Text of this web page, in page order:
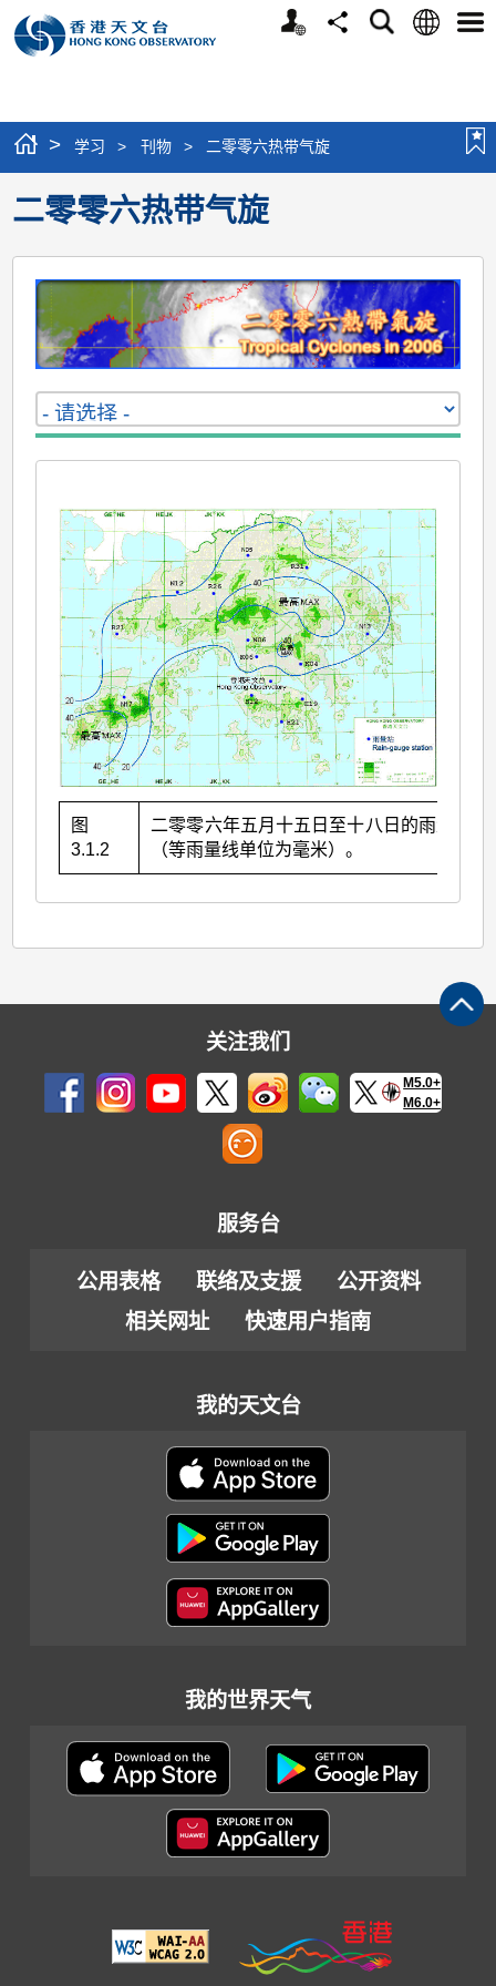
个
分
搜
语
选
> 学习 > 刊物 > 二零零六热带气旋
二零零六热带气旋
图
3.1.2
二零零六年五月十五日至十八日的雨量分布
（等雨量线单位为毫米）。
关注我们
M5.0+
M6.0+
服务台
公用表格 联络及支援
公开资料
相关网址
快速用户指南
我的天文台
我的世界天气